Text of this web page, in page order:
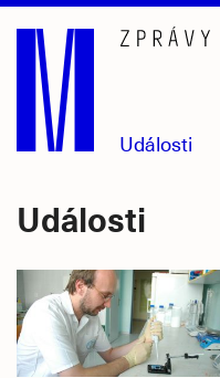
Přejít
hlavní
obsah
Události
Události